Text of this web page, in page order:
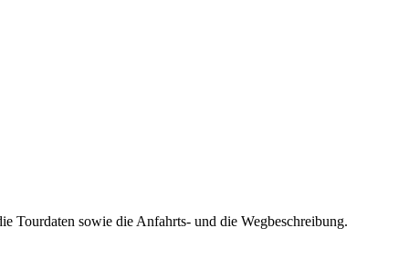
Tourdaten sowie die Anfahrts- und die Wegbeschreibung.